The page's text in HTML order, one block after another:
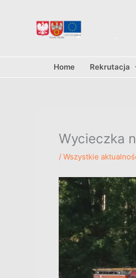
Home Rekrutacja
Wycieczka
/ Wszystkie